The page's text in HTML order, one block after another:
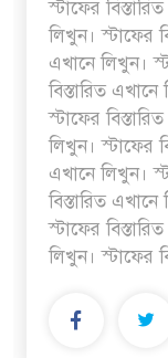
মাটির নিচে গাঁজার
পাচারমুখী বাজেট
বাংলাদেশের উঠান
স্টাফের
লিখুন। স্টাফের
এখানে লিখুন।
বিস্তারিত
স্টাফের
লিখুন। স্টাফের
এখানে লিখুন।
বিস্তারিত
স্টাফের
লিখুন। স্টাফের